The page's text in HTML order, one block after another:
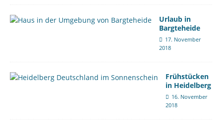
Urlaub in
Bargteheide
17. November
2018
Frühstücken
in Heidelberg
16. November
2018